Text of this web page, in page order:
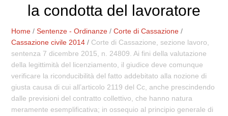
la condotta del lavoratore
Home /Sentenze - Ordinanze /Corte di Cassazione /
Cassazione civile 2014 / Corte di Cassazione, sezione lavoro,
sentenza 7 dicembre 2015, n. 24809. Ai fini della valutazione
della legittimità del licenziamento, il giudice deve comunque
verificare la riconducibilità del fatto addebitato alla nozione di
giusta causa di cui all’articolo 2119 del Cc, anche prescindendo
dalle previsioni del contratto collettivo, che hanno natura
meramente esemplificativa; in ossequio al principio generale di